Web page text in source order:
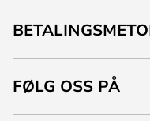
FØLG OSS PÅ